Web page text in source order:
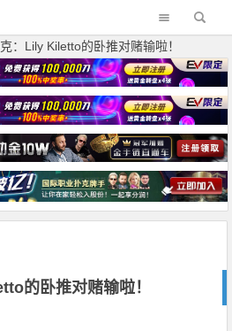
：Lily Kiletto的卧推对赌输啦！
的卧推对赌输啦！